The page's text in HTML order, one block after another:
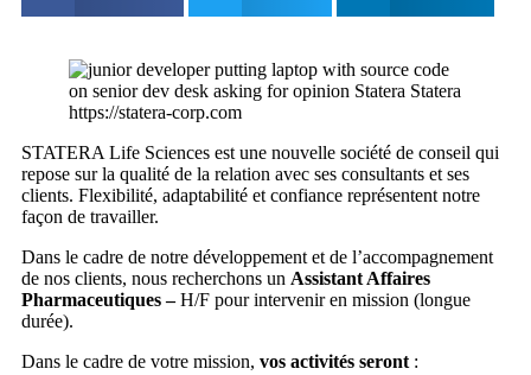
STATERA Life Sciences est une nouvelle société de conseil qui
repose sur la qualité de la relation avec ses consultants et ses
clients. Flexibilité, adaptabilité et confiance représentent notre
façon de travailler.
Dans le cadre de notre développement et de l’accompagnement
de nos clients, nous recherchons un Assistant Affaires
Pharmaceutiques –H/F pour intervenir en mission (longue
durée).
Dans le cadre de votre mission, vos activités seront :